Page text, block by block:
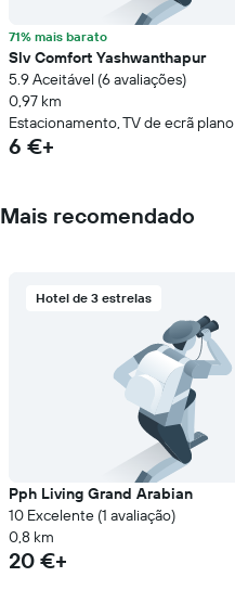
71% mais barato
Slv Comfort Yashwanthapur
5.9 Aceitável (6 avaliações)
0,97 km
Estacionamento, TV de ecrã plano
6 €+
Mais recomendado
Hotel de 3 estrelas
Pph Living Grand Arabian
10 Excelente (1 avaliação)
0,8 km
20 €+